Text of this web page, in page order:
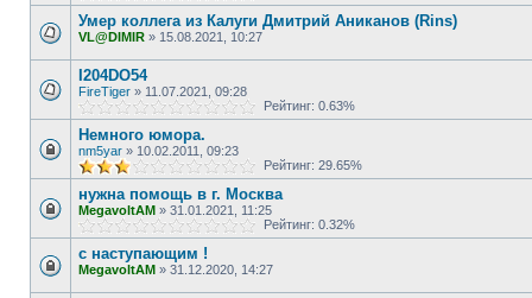
Умер коллега из Калуги Дмитрий Аниканов (Rins)
VL@DIMIR » 15.08.2021, 10:27
I204DO54
FireTiger » 11.07.2021, 09:28
Рейтинг: 0.63%
Немного юмора.
nm5yar » 10.02.2011, 09:23
Рейтинг: 29.65%
нужна помощь в г. Москва
MegavoltAM » 31.01.2021, 11:25
Рейтинг: 0.32%
с наступающим !
MegavoltAM » 31.12.2020, 14:27